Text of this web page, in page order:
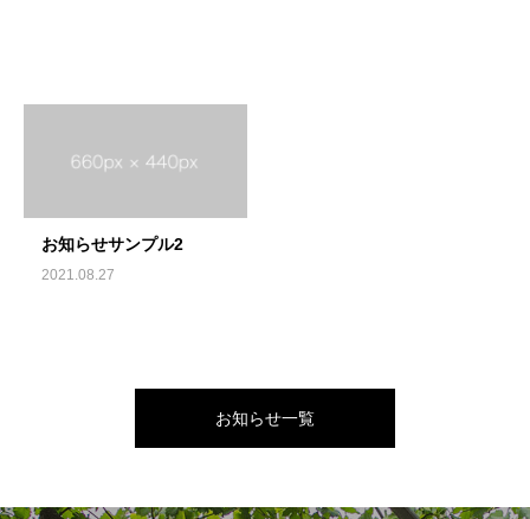
お知らせサンプル2
2021.08.27
お知らせ一覧